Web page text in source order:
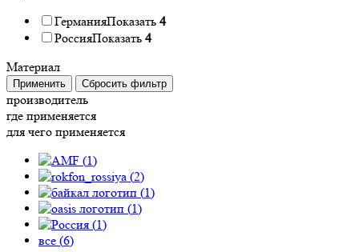
ГерманияПоказать 4
РоссияПоказать 4
Материал
Применить Сбросить фильтр
производитель
где применяется
для чего применяется
(1)
(2)
(1)
(1)
(1)
все (6)